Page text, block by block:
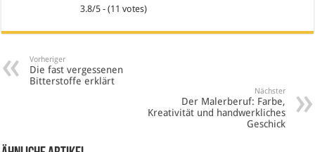
3.8/5 - (11 votes)
Vorheriger
Die fast vergessenen
Bitterstoffe erklärt
Nächster
Der Malerberuf: Farbe,
Kreativität und handwerkliches
Geschick